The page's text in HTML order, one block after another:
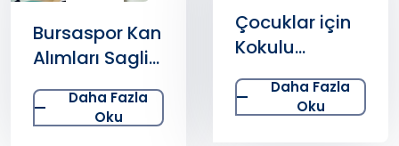
Bursaspor Kan
Alımları Saglik
Medicana
Bursa-
Daha Fazla
Oku
Çocuklar için
Kokulu
Kırtasiye
Malzemeleri
Uyarısı
Daha Fazla
Oku